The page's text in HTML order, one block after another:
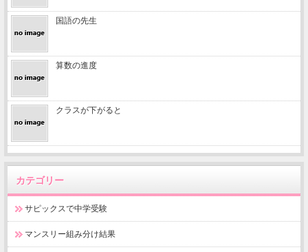
国語の先生
算数の進度
クラスが下がると
カテゴリー
サピックスで中学受験
マンスリー組み分け結果